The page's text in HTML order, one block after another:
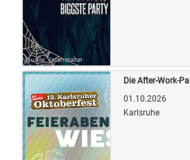
Quelle: Veranstalter
Die After-Work-
01.10.2026
Karlsruhe